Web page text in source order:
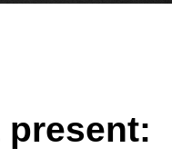
present: